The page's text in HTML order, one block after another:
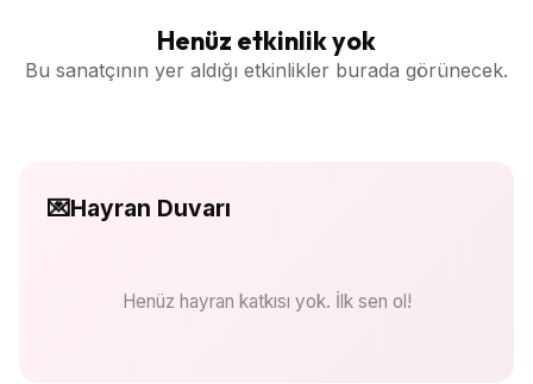
Henüz etkinlik yok
Bu sanatçının yer aldığı etkinlikler burada görünecek.
💌Hayran Duvarı
Henüz hayran katkısı yok. İlk sen ol!